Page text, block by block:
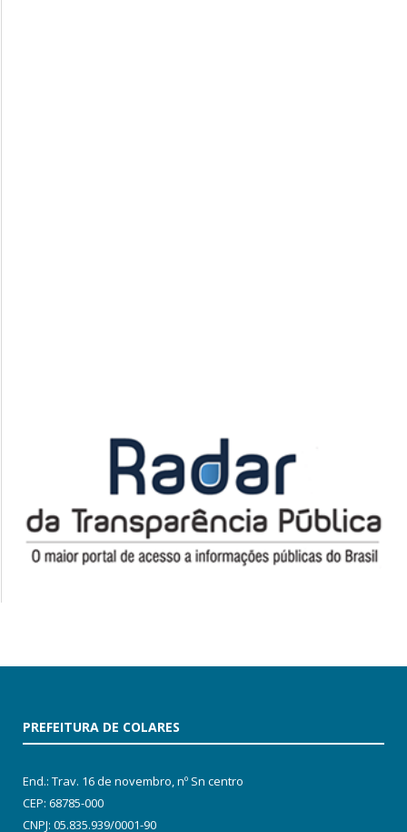
PREFEITURA DE COLARES
End.: Trav. 16 de novembro, nº Sn centro
CEP: 68785-000
CNPJ: 05.835.939/0001-90